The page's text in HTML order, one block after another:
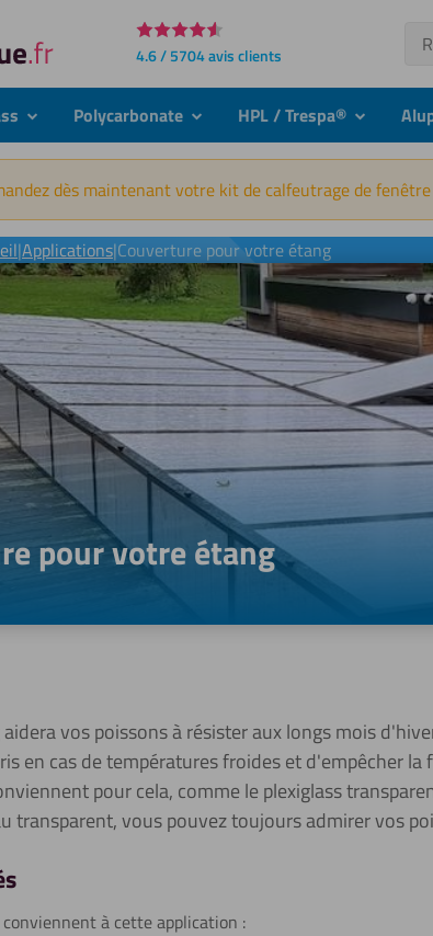
4.6 / 5704 avis clients
submenuPolycarbonate submenuHPL / Trespa® submenu
dès maintenant votre kit de calfeutrage de
|Applications|Couverture pour votre étang
pour votre étang
vos poissons à résister aux longs mois
en cas de températures froides et d'empêcher la
pour cela, comme le plexiglass
transparent, vous pouvez toujours admirer vos
à cette application :